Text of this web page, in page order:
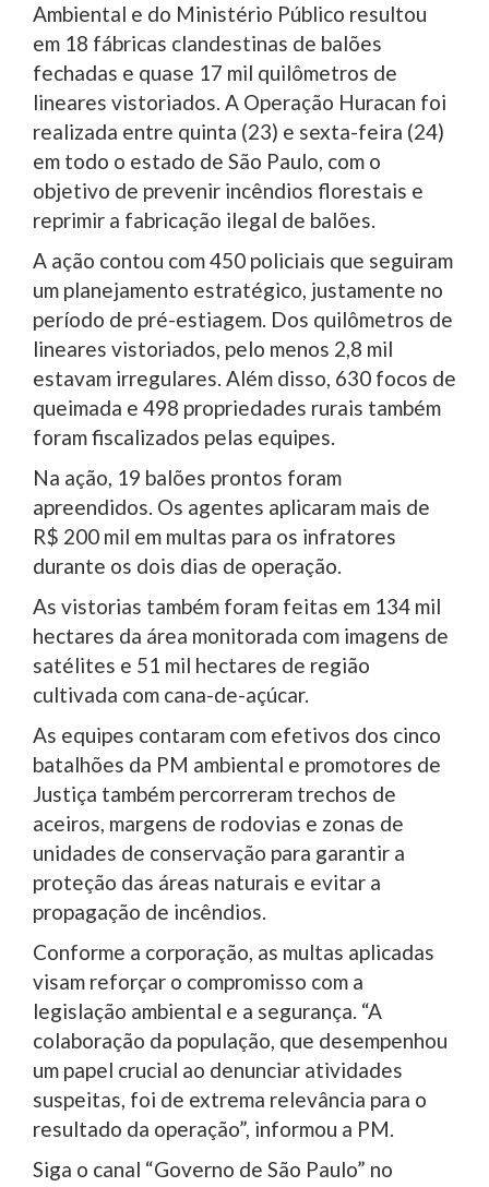
Ambiental e do Ministério Público resultou
em 18 fábricas clandestinas de balões
fechadas e quase 17 mil quilômetros de
lineares vistoriados. A Operação Huracan foi
realizada entre quinta (23) e sexta-feira (24)
em todo o estado de São Paulo, com o
objetivo de prevenir incêndios florestais e
reprimir a fabricação ilegal de balões.
A ação contou com 450 policiais que seguiram
um planejamento estratégico, justamente no
período de pré-estiagem. Dos quilômetros de
lineares vistoriados, pelo menos 2,8 mil
estavam irregulares. Além disso, 630 focos de
queimada e 498 propriedades rurais também
foram fiscalizados pelas equipes.
Na ação, 19 balões prontos foram
apreendidos. Os agentes aplicaram mais de
R$ 200 mil em multas para os infratores
durante os dois dias de operação.
As vistorias também foram feitas em 134 mil
hectares da área monitorada com imagens de
satélites e 51 mil hectares de região
cultivada com cana-de-açúcar.
As equipes contaram com efetivos dos cinco
batalhões da PM ambiental e promotores de
Justiça também percorreram trechos de
aceiros, margens de rodovias e zonas de
unidades de conservação para garantir a
proteção das áreas naturais e evitar a
propagação de incêndios.
Conforme a corporação, as multas aplicadas
visam reforçar o compromisso com a
legislação ambiental e a segurança. “A
colaboração da população, que desempenhou
um papel crucial ao denunciar atividades
suspeitas, foi de extrema relevância para o
resultado da operação”, informou a PM.
Siga o canal “Governo de São Paulo” no